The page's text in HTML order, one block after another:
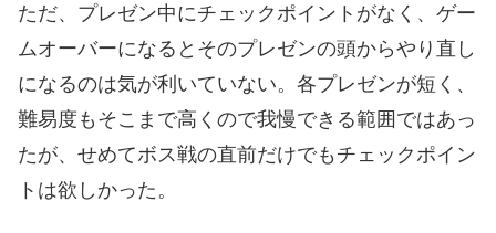
ただ、プレゼン中にチェックポイントがなく、ゲー
ムオーバーになるとそのプレゼンの頭からやり直し
になるのは気が利いていない。各プレゼンが短く、
難易度もそこまで高くので我慢できる範囲ではあっ
たが、せめてボス戦の直前だけでもチェックポイン
トは欲しかった。